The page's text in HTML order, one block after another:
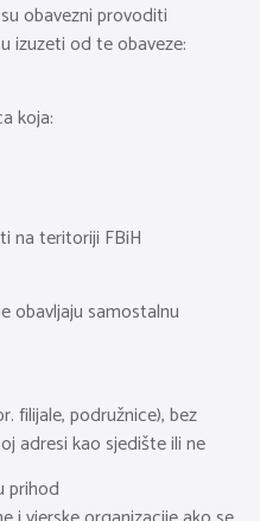
obavezni provoditi
izuzeti od te obaveze:
koja:
na teritoriji FBiH
obavljaju samostalnu
filijale, podružnice), bez
adresi kao sjedište ili ne
prihod